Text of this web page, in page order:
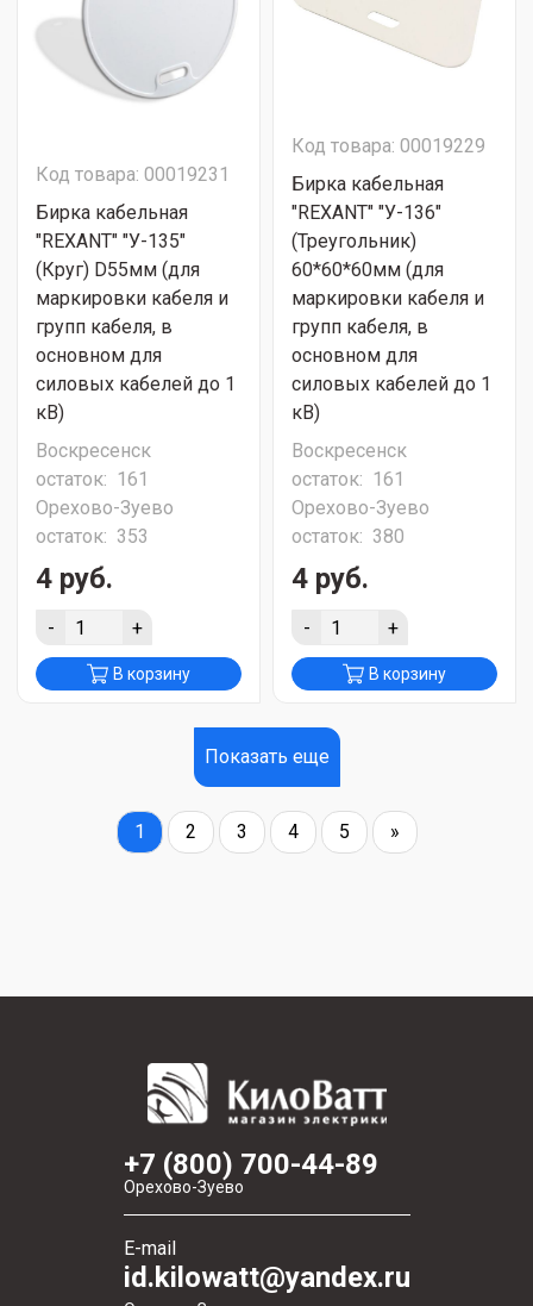
Код товара: 00019231
Бирка кабельная
"REXANT" "У-135"
(Круг) D55мм (для
маркировки кабеля и
групп кабеля, в
основном для
силовых кабелей до 1
кВ)
Воскресенск
остаток: 161
Орехово-Зуево
остаток: 353
4 руб.
- +
В корзину
Код товара: 00019229
Бирка кабельная
"REXANT" "У-136"
(Треугольник)
60*60*60мм (для
маркировки кабеля и
групп кабеля, в
основном для
силовых кабелей до 1
кВ)
Воскресенск
остаток: 161
Орехово-Зуево
остаток: 380
4 руб.
- +
В корзину
Показать еще
1 2 3 4 5 »
+7 (800) 700-44-89
Орехово-Зуево
E-mail
id.kilowatt@yandex.ru